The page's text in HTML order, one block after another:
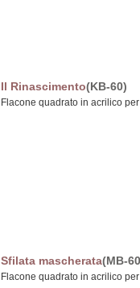
Il Rinascimento(KB-60)
Flacone quadrato in acrilico
Sfilata mascherata(MB-
Flacone quadrato in acrilico